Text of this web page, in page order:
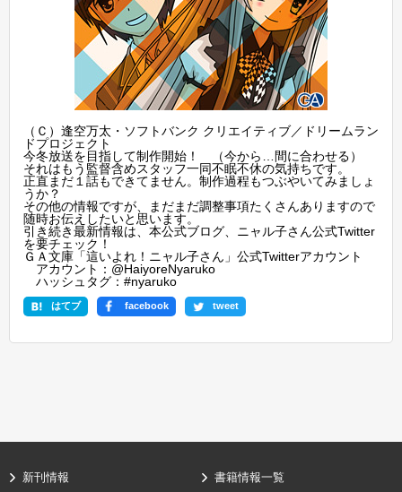
（Ｃ）逢空万太・ソフトバンク クリエイティブ／ドリームラン
ドプロジェクト
今冬放送を目指して制作開始！ （今から…間に合わせる）
それはもう監督含めスタッフ一同不眠不休の気持ちです。
正直まだ１話もできてません。制作過程もつぶやいてみましょ
うか？
その他の情報ですが、まだまだ調整事項たくさんありますので
随時お伝えしたいと思います。
引き続き最新情報は、本公式ブログ、ニャル子さん公式Twitter
を要チェック！
ＧＡ文庫「這いよれ！ニャル子さん」公式Twitterアカウント
アカウント：@HaiyoreNyaruko
ハッシュタグ：#nyaruko
はてブ facebook tweet
新刊情報 書籍情報一覧